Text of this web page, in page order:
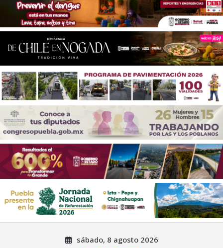
sábado, 8 agosto 2026